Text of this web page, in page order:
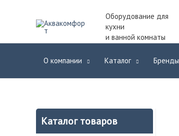
Оборудование для
кухни
и ванной комнаты
О компании Каталог Бренды
Каталог товаров